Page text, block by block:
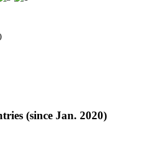
(since Jan. 2020)